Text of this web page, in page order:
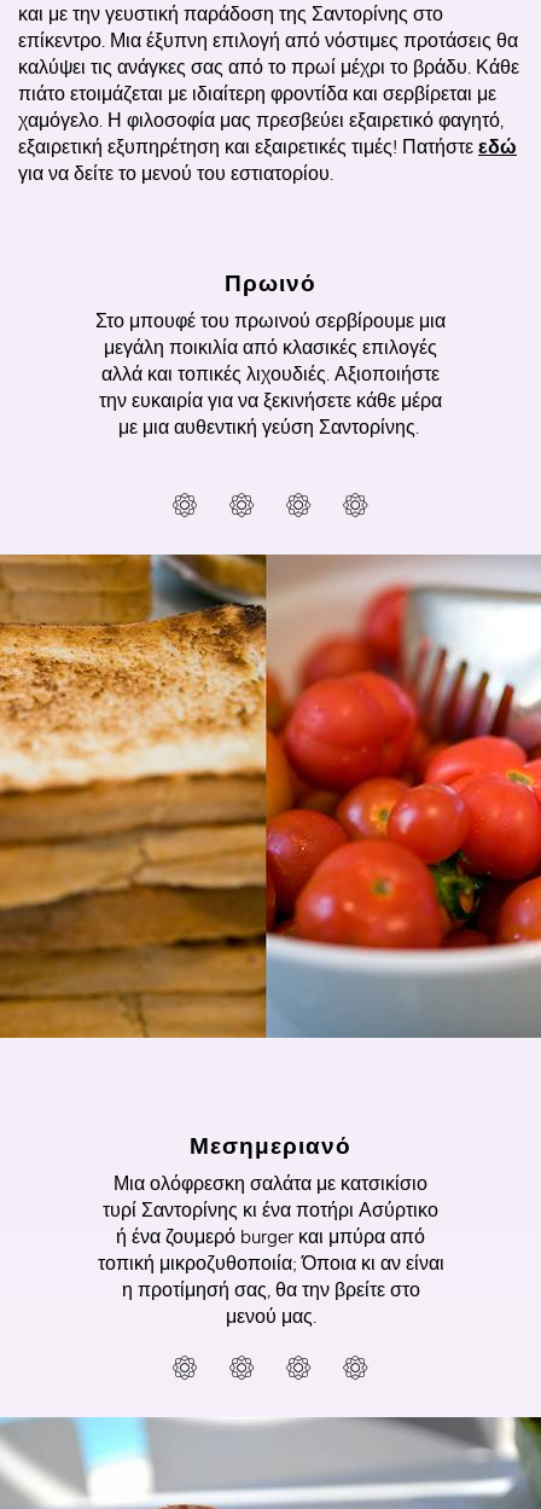
και με την γευστική παράδοση της Σαντορίνης στο
επίκεντρο. Μια έξυπνη επιλογή από νόστιμες προτάσεις θα
καλύψει τις ανάγκες σας από το πρωί μέχρι το βράδυ. Κάθε
πιάτο ετοιμάζεται με ιδιαίτερη φροντίδα και σερβίρεται με
χαμόγελο. Η φιλοσοφία μας πρεσβεύει εξαιρετικό φαγητό,
εξαιρετική εξυπηρέτηση και εξαιρετικές τιμές! Πατήστε εδώ
για να δείτε το μενού του εστιατορίου.
Πρωινό
Στο μπουφέ του πρωινού σερβίρουμε μια
μεγάλη ποικιλία από κλασικές επιλογές
αλλά και τοπικές λιχουδιές. Αξιοποιήστε
την ευκαιρία για να ξεκινήσετε κάθε μέρα
με μια αυθεντική γεύση Σαντορίνης.
Μεσημεριανό
Μια ολόφρεσκη σαλάτα με κατσικίσιο
τυρί Σαντορίνης κι ένα ποτήρι Ασύρτικο
ή ένα ζουμερό burger και μπύρα από
τοπική μικροζυθοποιία; Όποια κι αν είναι
η προτίμησή σας, θα την βρείτε στο
μενού μας.